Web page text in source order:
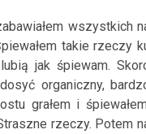
wszystkich
takie rzeczy
jak śpiewam.
organiczny,
grałem i
rzeczy. Potem